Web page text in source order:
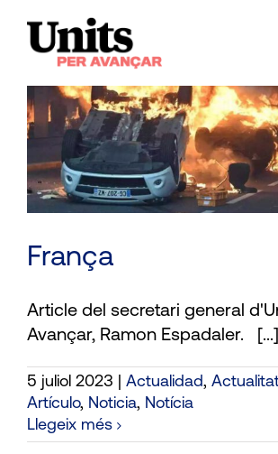
content
Cerca
França
Article del secretari general
Avançar, Ramon Espadaler. [...]
5 juliol 2023 Actualidad,
Artículo, Noticia, Notícia
Llegeix més